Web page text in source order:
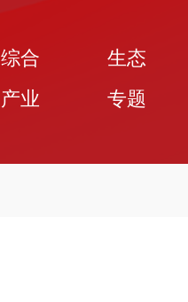
综合 生态
产业 专题